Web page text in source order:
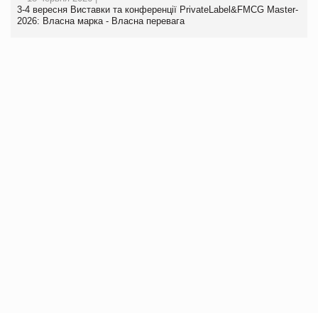
3-4 вересня Виставки та конференції PrivateLabel&FMCG Master-
2026: Власна марка - Власна перевага